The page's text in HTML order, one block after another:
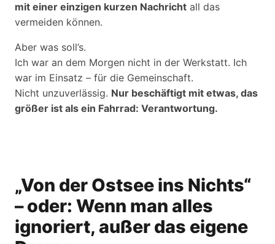
mit einer einzigen kurzen Nachricht all das
vermeiden können.
Aber was soll’s.
Ich war an dem Morgen nicht in der Werkstatt. Ich
war im Einsatz – für die Gemeinschaft.
Nicht unzuverlässig. Nur beschäftigt mit etwas, das
größer ist als ein Fahrrad: Verantwortung.
„Von der Ostsee ins Nichts“
– oder: Wenn man alles
ignoriert, außer das eigene